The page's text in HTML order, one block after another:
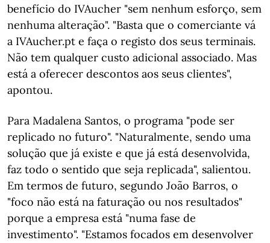
benefício do IVAucher "sem nenhum esforço, sem
nenhuma alteração". "Basta que o comerciante vá
a IVAucher.pt e faça o registo dos seus terminais.
Não tem qualquer custo adicional associado. Mas
está a oferecer descontos aos seus clientes",
apontou.
Para Madalena Santos, o programa "pode ser
replicado no futuro". "Naturalmente, sendo uma
solução que já existe e que já está desenvolvida,
faz todo o sentido que seja replicada", salientou.
Em termos de futuro, segundo João Barros, o
"foco não está na faturação ou nos resultados"
porque a empresa está "numa fase de
investimento". "Estamos focados em desenvolver